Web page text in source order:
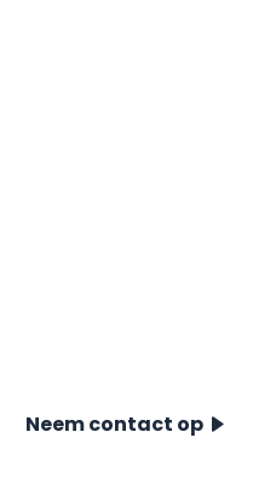
Neem contact op